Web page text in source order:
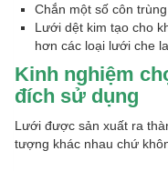
Chắn một số côn
Lưới dệt kim tạo cho
hơn các loại lưới che
Kinh nghiệm
đích sử dụng
Lưới được sản xuất ra
tượng khác nhau chứ